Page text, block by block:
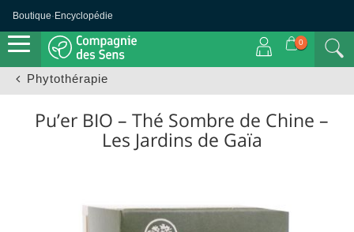
Boutique· Encyclopédie
0
Phytothérapie
Pu’er BIO – Thé Sombre de Chine –
Les Jardins de Gaïa